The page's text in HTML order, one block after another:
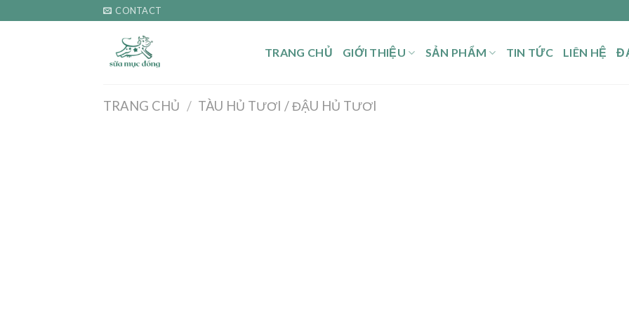
to
CONTACT
TRANG CHỦ GIỚI THIỆU SẢN PHẨM TIN TỨC LIÊN HỆ
TRANG CHỦ / TÀU HỦ TƯƠI / ĐẬU HỦ TƯƠI